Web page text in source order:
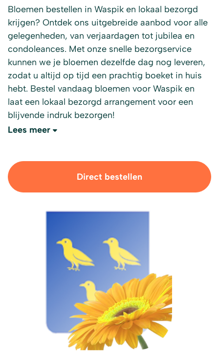
Bloemen bestellen in Waspik en lokaal bezorgd
krijgen? Ontdek ons uitgebreide aanbod voor alle
gelegenheden, van verjaardagen tot jubilea en
condoleances. Met onze snelle bezorgservice
kunnen we je bloemen dezelfde dag nog leveren,
zodat u altijd op tijd een prachtig boeket in huis
hebt. Bestel vandaag bloemen voor Waspik en
laat een lokaal bezorgd arrangement voor een
blijvende indruk bezorgen!
Lees meer
Direct bestellen